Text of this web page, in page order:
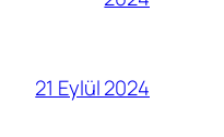
21 Eylül 2024